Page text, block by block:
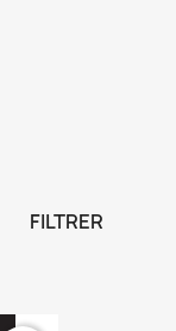
FILTRER